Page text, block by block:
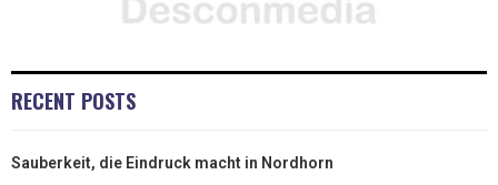
RECENT POSTS
Sauberkeit, die Eindruck macht in Nordhorn